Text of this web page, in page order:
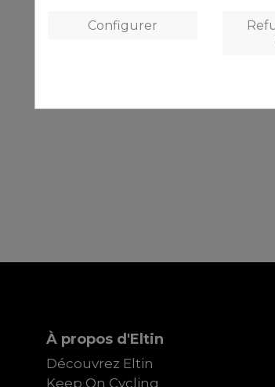
À propos d'Eltin
Découvrez Eltin
Keep On Cycling
Configurer